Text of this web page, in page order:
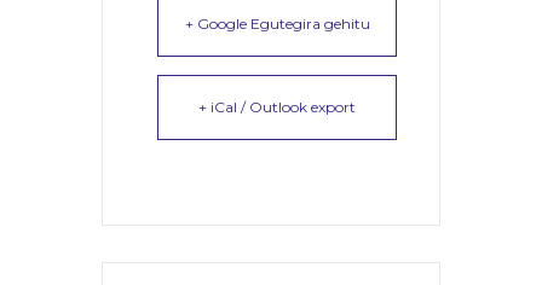
+ Google Egutegira gehitu
+ iCal / Outlook export